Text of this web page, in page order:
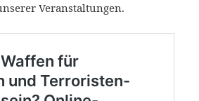
Veranstaltungen.